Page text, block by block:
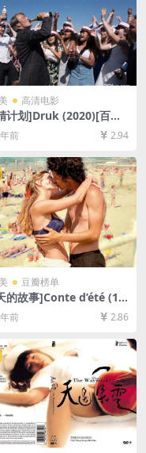
高清电影
计划]Druk (2020)[百度
+迅雷云盘资源1080P超
删减][MP4/8GB][中英字
前 2.94
豆瓣榜单
的故事]Conte d’été (19
度网盘+迅雷云盘资源1
超清未删减][MP4/6GB]
前 2.86